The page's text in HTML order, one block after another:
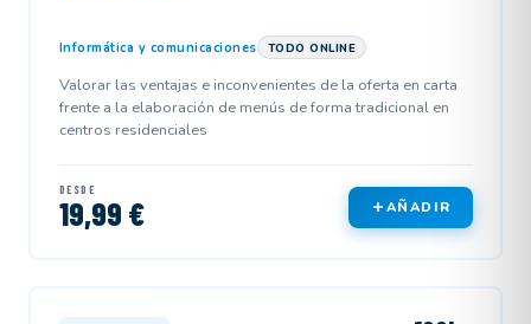
Informática y comunicaciones TODO ONLINE
Valorar las ventajas e inconvenientes de la oferta en carta
frente a la elaboración de menús de forma tradicional en
centros residenciales
DESDE
19,99 € AÑADIR